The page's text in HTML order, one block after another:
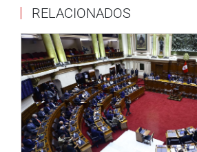
autoridades no han tomado en serio
calidad del agua; la ausencia total de
proporcionar a la región de redes de
agua y desagüe.
Los dirigentes vecinales
pública también recordaron que
para en noviembre pasado en
calidad de agua y el servicio
RELACIONADOS